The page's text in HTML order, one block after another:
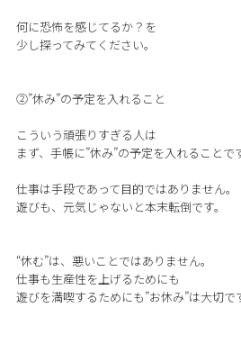
何に恐怖を感じてるか？を
少し探ってみてください。
②”休み”の予定を入れること
こういう頑張りすぎる人は
まず、手帳に”休み”の予定を入れることです
仕事は手段であって目的ではありません。
遊びも、元気じゃないと本末転倒です。
“休む”は、悪いことではありません。
仕事も生産性を上げるためにも
遊びを満喫するためにも”お休み”は大切で